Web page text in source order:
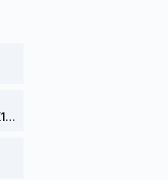
Ventus Evo K137